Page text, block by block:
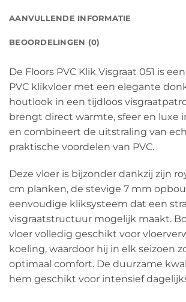
AANVULLENDE INFORMATIE
BEOORDELINGEN (0)
De Floors PVC Klik Visgraat 051 is
PVC klikvloer met een elegante
houtlook in een tijdloos
brengt direct warmte, sfeer en luxe
en combineert de uitstraling van
praktische voordelen van PVC.
Deze vloer is bijzonder dankzij zijn
cm planken, de stevige 7 mm
eenvoudige kliksysteem dat een
visgraatstructuur mogelijk maakt.
vloer volledig geschikt voor
koeling, waardoor hij in elk seizoen
optimaal comfort. De duurzame
hem geschikt voor intensief